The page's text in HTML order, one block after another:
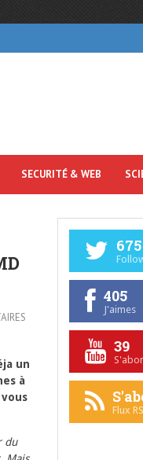
SECURITÉ & WEB
un
à
du
675
405
J'aimes
39
Flux